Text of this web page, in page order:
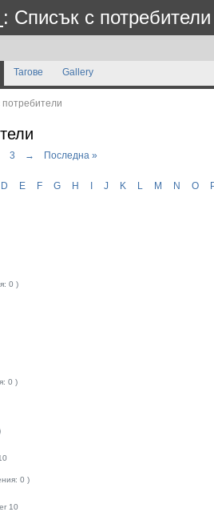
: Списък с потребители
Тагове Gallery
потребители
3 → Последна »
D E F G H J K M N O
0 )
0 )
0 )
10